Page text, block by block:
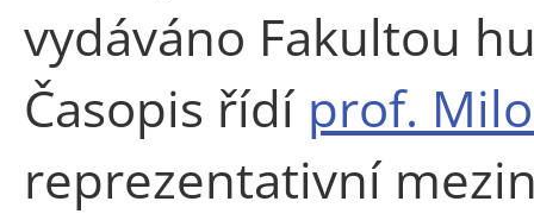
vydáváno Fakultou
Časopis řídí prof.
reprezentativní